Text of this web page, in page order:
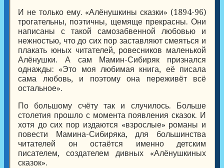
И не только ему. «Алёнушкины сказки» (1894-96)
трогательны, поэтичны, щемяще прекрасны. Они
написаны с такой самозабвенной любовью и
нежностью, что до сих пор заставляют смеяться и
плакать юных читателей, ровесников маленькой
Алёнушки. А сам Мамин-Сибиряк признался
однажды: «Это моя любимая книга, её писала
сама любовь, и поэтому она переживёт всё
остальное».
По большому счёту так и случилось. Больше
столетия прошло с момента появления сказок. И
хотя до сих пор издаются «взрослые» романы и
повести Мамина-Сибиряка, для большинства
читателей он остаётся именно детским
писателем, создателем дивных «Алёнушкиных
сказок».